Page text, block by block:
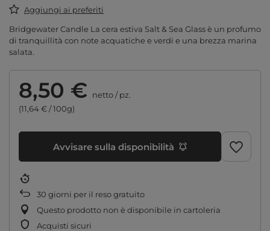
Aggiungi ai preferiti
Bridgewater Candle La cera estiva Salt & Sea Glass è un profumo
di tranquillità con note acquatiche e verdi e una brezza marina
salata.
8,50 € netto/pz.
(11,64 € / 100g)
Avvisare sulla disponibilità
30 giorni per il reso gratuito
Questo prodotto non è disponibile in cartoleria
Acquisti sicuri